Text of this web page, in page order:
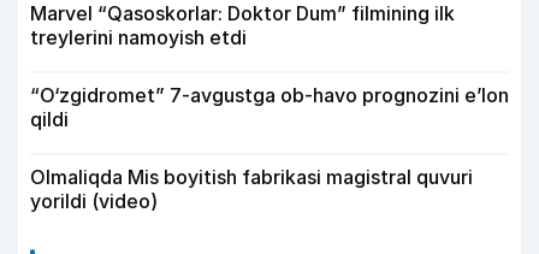
Marvel “Qasoskorlar: Doktor Dum” filmining ilk
treylerini namoyish etdi
“O‘zgidromet” 7-avgustga ob-havo prognozini e’lon
qildi
Olmaliqda Mis boyitish fabrikasi magistral quvuri
yorildi (video)